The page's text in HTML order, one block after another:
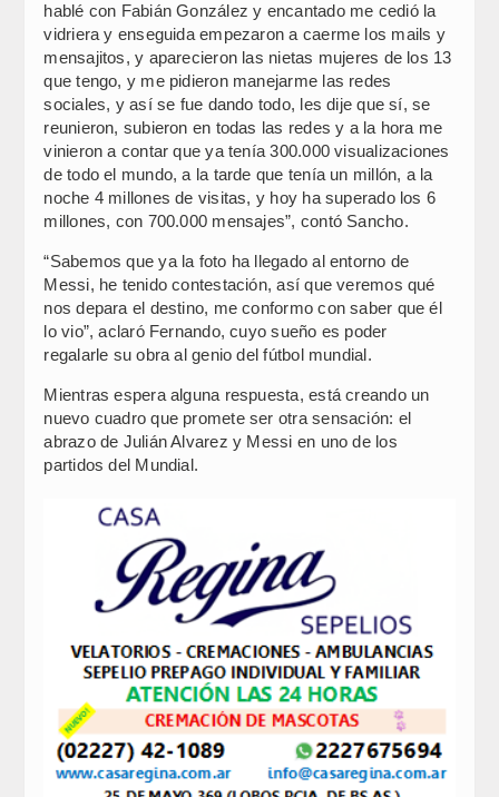
hablé con Fabián González y encantado me cedió la
vidriera y enseguida empezaron a caerme los mails y
mensajitos, y aparecieron las nietas mujeres de los 13
que tengo, y me pidieron manejarme las redes
sociales, y así se fue dando todo, les dije que sí, se
reunieron, subieron en todas las redes y a la hora me
vinieron a contar que ya tenía 300.000 visualizaciones
de todo el mundo, a la tarde que tenía un millón, a la
noche 4 millones de visitas, y hoy ha superado los 6
millones, con 700.000 mensajes”, contó Sancho.
“Sabemos que ya la foto ha llegado al entorno de
Messi, he tenido contestación, así que veremos qué
nos depara el destino, me conformo con saber que él
lo vio”, aclaró Fernando, cuyo sueño es poder
regalarle su obra al genio del fútbol mundial.
Mientras espera alguna respuesta, está creando un
nuevo cuadro que promete ser otra sensación: el
abrazo de Julián Alvarez y Messi en uno de los
partidos del Mundial.